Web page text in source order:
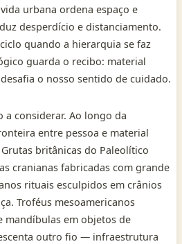
urbana ordena espaço e
desperdício e distanciamento.
quando a hierarquia se faz
guarda o recibo: material
o nosso sentido de cuidado.
a considerar. Ao longo da
entre pessoa e material
britânicas do Paleolítico
cranianas fabricadas com grande
rituais esculpidos em crânios
Troféus mesoamericanos
mandíbulas em objetos de
outro fio — infraestrutura